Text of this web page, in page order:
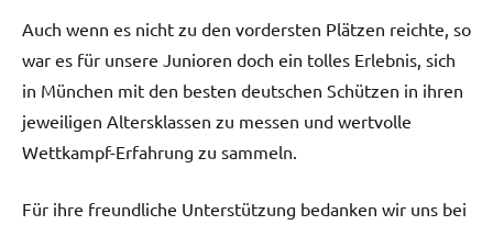
Auch wenn es nicht zu den vordersten Plätzen reichte, so
war es für unsere Junioren doch ein tolles Erlebnis, sich
in München mit den besten deutschen Schützen in ihren
jeweiligen Altersklassen zu messen und wertvolle
Wettkampf-Erfahrung zu sammeln.
Für ihre freundliche Unterstützung bedanken wir uns bei